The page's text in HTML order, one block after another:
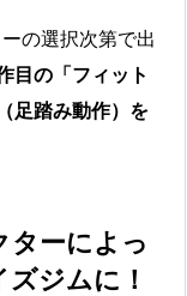
の選択次第で出
目の「フィット
足踏み動作）を
ターによっ
ジムに！